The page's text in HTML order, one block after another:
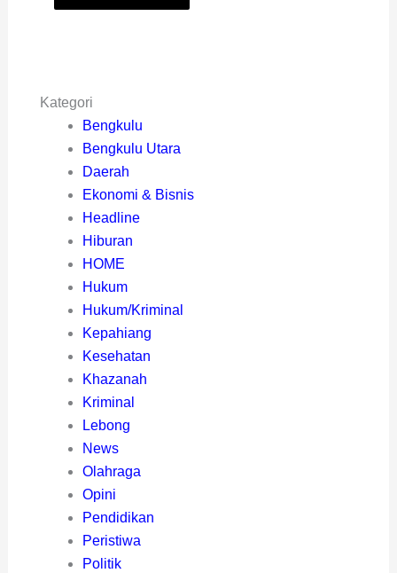
Kategori
Bengkulu
Bengkulu Utara
Daerah
Ekonomi & Bisnis
Headline
Hiburan
HOME
Hukum
Hukum/Kriminal
Kepahiang
Kesehatan
Khazanah
Kriminal
Lebong
News
Olahraga
Opini
Pendidikan
Peristiwa
Politik